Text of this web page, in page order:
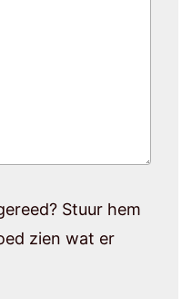
Stuur hem
zien wat er